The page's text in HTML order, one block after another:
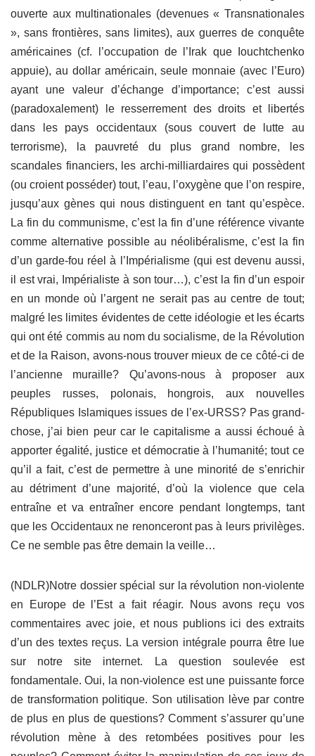
ouverte aux multinationales (devenues « Transnationales
», sans frontières, sans limites), aux guerres de conquête
américaines (cf. l’occupation de l’Irak que Iouchtchenko
appuie), au dollar américain, seule monnaie (avec l’Euro)
ayant une valeur d’échange d’importance; c’est aussi
(paradoxalement) le resserrement des droits et libertés
dans les pays occidentaux (sous couvert de lutte au
terrorisme), la pauvreté du plus grand nombre, les
scandales financiers, les archi-milliardaires qui possèdent
(ou croient posséder) tout, l’eau, l’oxygène que l’on respire,
jusqu’aux gènes qui nous distinguent en tant qu’espèce.
La fin du communisme, c’est la fin d’une référence vivante
comme alternative possible au néolibéralisme, c’est la fin
d’un garde-fou réel à l’Impérialisme (qui est devenu aussi,
il est vrai, Impérialiste à son tour…), c’est la fin d’un espoir
en un monde où l’argent ne serait pas au centre de tout;
malgré les limites évidentes de cette idéologie et les écarts
qui ont été commis au nom du socialisme, de la Révolution
et de la Raison, avons-nous trouver mieux de ce côté-ci de
l’ancienne muraille? Qu’avons-nous à proposer aux
peuples russes, polonais, hongrois, aux nouvelles
Républiques Islamiques issues de l’ex-URSS? Pas grand-
chose, j’ai bien peur car le capitalisme a aussi échoué à
apporter égalité, justice et démocratie à l’humanité; tout ce
qu’il a fait, c’est de permettre à une minorité de s’enrichir
au détriment d’une majorité, d’où la violence que cela
entraîne et va entraîner encore pendant longtemps, tant
que les Occidentaux ne renonceront pas à leurs privilèges.
Ce ne semble pas être demain la veille…
(NDLR)Notre dossier spécial sur la révolution non-violente
en Europe de l’Est a fait réagir. Nous avons reçu vos
commentaires avec joie, et nous publions ici des extraits
d’un des textes reçus. La version intégrale pourra être lue
sur notre site internet. La question soulevée est
fondamentale. Oui, la non-violence est une puissante force
de transformation politique. Son utilisation lève par contre
de plus en plus de questions? Comment s’assurer qu’une
révolution mène à des retombées positives pour les